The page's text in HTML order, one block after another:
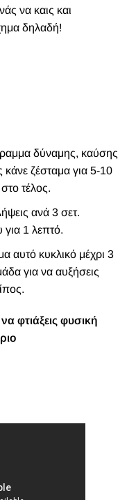
να καις και
δηλαδή!
δύναμης, καύσης
κάνε ζέσταμα για 5-10
τέλος.
ανά 3 σετ.
1 λεπτό.
αυτό κυκλικό μέχρι 3
για να αυξήσεις
φτιάξεις φυσική